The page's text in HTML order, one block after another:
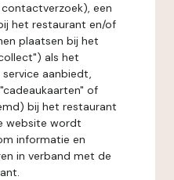
een
het restaurant en/of
plaatsen bij het
als het
aanbiedt,
of
bij het restaurant
website wordt
informatie en
in verband met de